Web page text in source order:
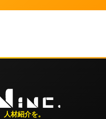
材紹介を。